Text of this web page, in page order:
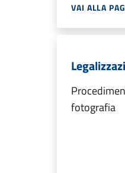
VAI ALLA
fotografia